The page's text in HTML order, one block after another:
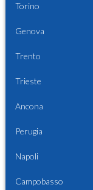
Torino
Genova
Trento
Trieste
Ancona
Perugia
Napoli
Campobasso